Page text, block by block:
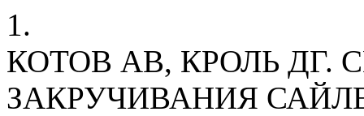
1.
КОТОВ АВ, КРОЛЬ ДГ.
ЗАКРУЧИВАНИЯ